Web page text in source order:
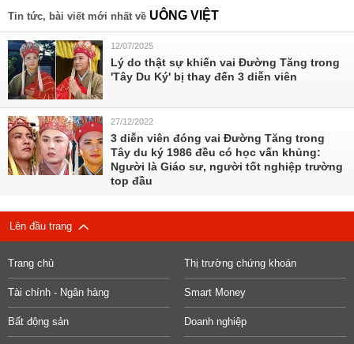
Tin tức, bài viết mới nhất về UÔNG VIỆT
12/07/2025
Lý do thật sự khiến vai Đường Tăng trong
'Tây Du Ký' bị thay đến 3 diễn viên
27/12/2022
3 diễn viên đóng vai Đường Tăng trong
Tây du ký 1986 đều có học vấn khủng:
Người là Giáo sư, người tốt nghiệp trường
top đầu
Lên đầu trang
Trang chủ Thị trường chứng khoán
Tài chính - Ngân hàng Smart Money
Bất động sản Doanh nghiệp